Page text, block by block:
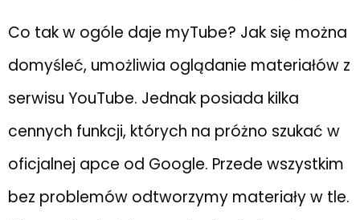
Co tak w ogóle daje myTube? Jak się można
domyśleć, umożliwia oglądanie materiałów z
serwisu YouTube. Jednak posiada kilka
cennych funkcji, których na próżno szukać w
oficjalnej apce od Google. Przede wszystkim
bez problemów odtworzymy materiały w tle.